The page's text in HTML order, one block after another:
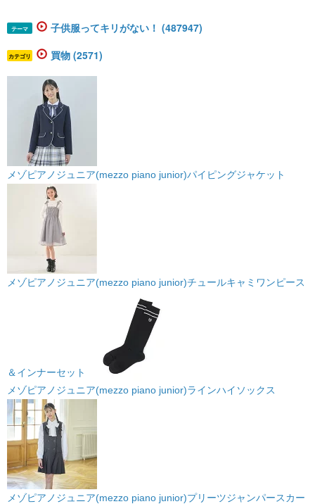
テーマ 子供服ってキリがない！ (487947)
カテゴリ 買物 (2571)
メゾピアノジュニア(mezzo piano junior)パイピングジャケット
メゾピアノジュニア(mezzo piano junior)チュールキャミワンピース
＆インナーセット
メゾピアノジュニア(mezzo piano junior)ラインハイソックス
メゾピアノジュニア(mezzo piano junior)プリーツジャンパースカー